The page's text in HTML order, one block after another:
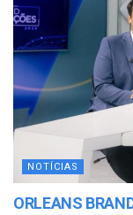
NOTÍCIAS
ORLEANS